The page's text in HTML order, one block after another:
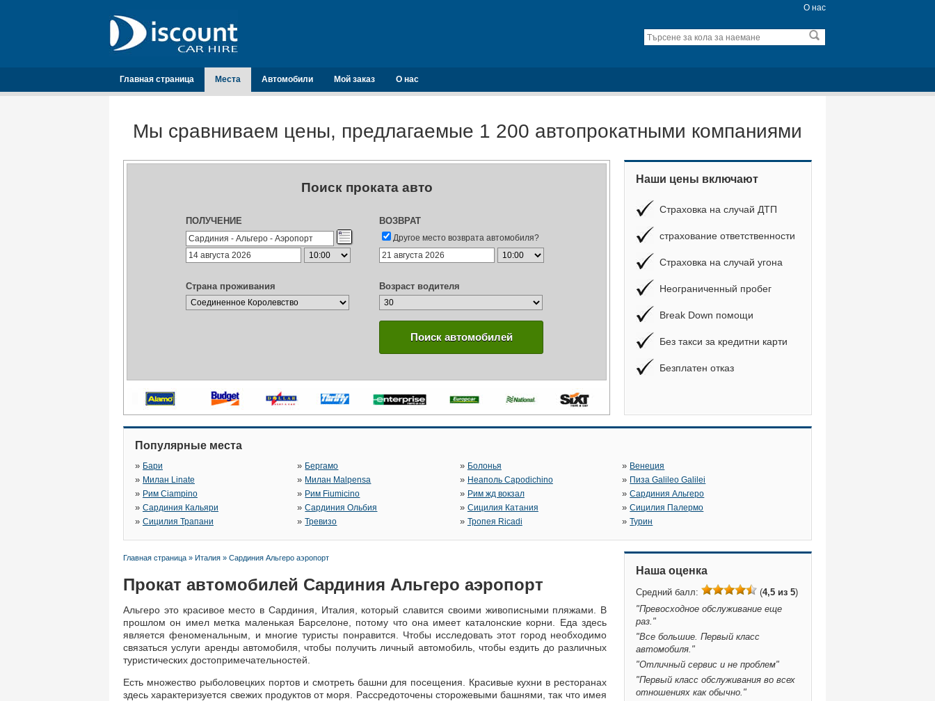
О нас
Главная страница Места Автомобили Мой заказ О нас
Мы сравниваем цены, предлагаемые 1 200 автопрокатными компаниями
Поиск проката авто
ПОЛУЧЕНИЕ ВОЗВРАТ
Другое место возврата автомобиля?
Страна проживания Возраст водителя
Поиск автомобилей
Наши цены включают
Страховка на случай ДТП
страхование ответственности
Страховка на случай угона
Неограниченный пробег
Break Down помощи
Без такси за кредитни карти
Безплатен отказ
Популярные места
» Бари » Бергамо » Болонья » Венеция
» Милан Linate » Милан Malpensa » Неаполь Capodichino » Пиза Galileo Galilei
» Рим Ciampino » Рим Fiumicino » Рим жд вокзал »Сардиния Альгеро
» Сардиния Кальяри »Сардиния Ольбия » Сицилия Катания »Сицилия Палермо
» Сицилия Трапани »Тревизо » Тропея Ricadi »Турин
Главная страница » Италия » Сардиния Альгеро аэропорт
Прокат автомобилей Сардиния Альгеро аэропорт
Альгеро это красивое место в Сардиния, Италия, который славится своими живописными пляжами. В
прошлом он имел метка маленькая Барселоне, потому что она имеет каталонские корни. Еда здесь
является феноменальным, и многие туристы понравится. Чтобы исследовать этот город необходимо
связаться услуги аренды автомобиля, чтобы получить личный автомобиль, чтобы ездить до различных
туристических достопримечательностей.
Есть множество рыболовецких портов и смотреть башни для посещения. Красивые кухни в ресторанах
здесь характеризуется свежих продуктов от моря. Рассредоточены сторожевыми башнями, так что имея
Наша оценка
Средний балл: (4,5 из 5)
"Превосходное обслуживание еще
раз. "
"Все большие. Первый класс
автомобиля. "
"Отличный сервис и не проблем"
"Первый класс обслуживания во всех
отношениях как обычно. "